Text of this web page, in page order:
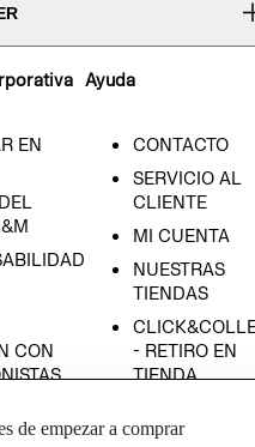
EN
CON
Ayuda
CONTACTO
SERVICIO AL
CLIENTE
MI CUENTA
NUESTRAS
TIENDAS
- RETIRO EN
TIENDA
CONDICIONES
de empezar a comprar